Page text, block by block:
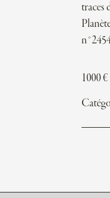
traces
1000€